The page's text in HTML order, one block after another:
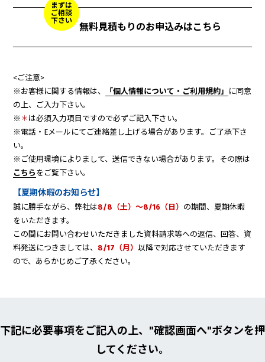
まずは
ご相談
下さい
無料見積もりのお申込みはこちら
<ご注意>
※お客様に関する情報は、
「個人情報について・ご利用規約」
に同意
の上、ご入力下さい。
※ ＊ は必須入力項目ですので必ずご記入下さい。
※電話・Eメールにてご連絡差し上げる場合があります。ご了承下さ
い。
※ご使用環境によりまして、送信できない場合があります。その際は
こちら をご覧下さい。
【夏期休暇のお知らせ】
誠に勝手ながら、弊社は8/8（土）～8/16（日） の期間、夏期休暇
をいただきます。
この間にお問い合わせいただきました資料請求等への返信、回答、資
料発送につきましては、 8/17（月）以降で対応させていただきます
ので、あらかじめご了承ください。
下記に必要事項をご記入の上、"確認画面へ"ボタンを押
してください。